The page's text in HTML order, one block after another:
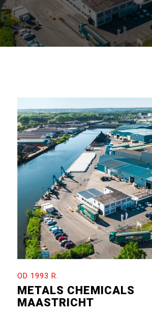
OD 1993 R.
METALS CHEMICALS
MAASTRICHT